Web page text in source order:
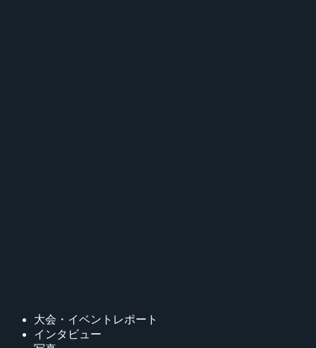
大会・イベントレポート
インタビュー